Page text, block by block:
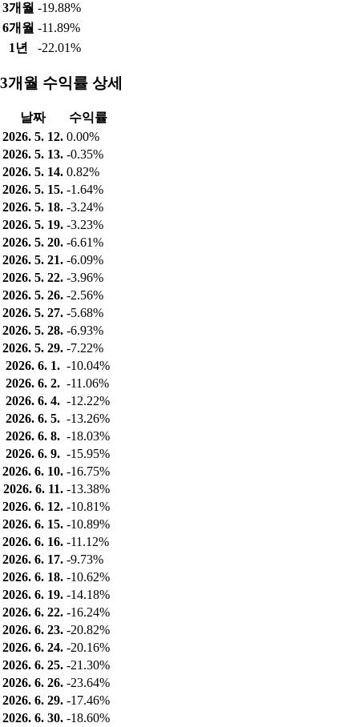
3개월 -19.88%
6개월 -11.89%
1년
-22.01%
3개월 수익률 상세
날짜
수익률
2026. 5. 12. 0.00%
2026. 5. 13. -0.35%
2026. 5. 14. 0.82%
2026. 5. 15. -1.64%
2026. 5. 18. -3.24%
2026. 5. 19. -3.23%
2026. 5. 20. -6.61%
2026. 5. 21. -6.09%
2026. 5. 22. -3.96%
2026. 5. 26. -2.56%
2026. 5. 27. -5.68%
2026. 5. 28. -6.93%
2026. 5. 29. -7.22%
2026. 6. 1. -10.04%
2026. 6. 2. -11.06%
2026. 6. 4. -12.22%
2026. 6. 5. -13.26%
2026. 6. 8. -18.03%
2026. 6. 9. -15.95%
2026. 6. 10. -16.75%
2026. 6. 11. -13.38%
2026. 6. 12. -10.81%
2026. 6. 15. -10.89%
2026. 6. 16. -11.12%
2026. 6. 17. -9.73%
2026. 6. 18. -10.62%
2026. 6. 19. -14.18%
2026. 6. 22. -16.24%
2026. 6. 23. -20.82%
2026. 6. 24. -20.16%
2026. 6. 25. -21.30%
2026. 6. 26. -23.64%
2026. 6. 29. -17.46%
2026. 6. 30. -18.60%